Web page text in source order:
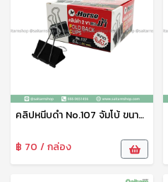
คลิปหนีบดำ No.107 จัมโบ้ ขนาด60mm. ม้า
฿ 70 / กล่อง